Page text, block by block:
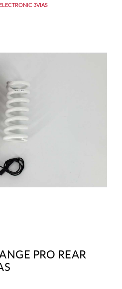
3VIAS
PRO REAR